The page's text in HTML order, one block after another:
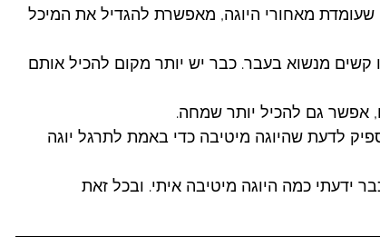
שעומדת מאחורי היוגה, מאפשרת להגדיל את המיכל
קשים מנשוא בעבר. כבר יש יותר מקום להכיל אותם
אפשר גם להכיל יותר שמחה.
לדעת שהיוגה מיטיבה כדי באמת לתרגל יוגה
ידעתי כמה היוגה מיטיבה איתי. ובכל זאת